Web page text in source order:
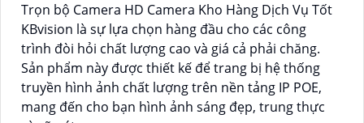
Trọn bộ Camera HD Camera Kho Hàng Dịch Vụ Tốt
KBvision là sự lựa chọn hàng đầu cho các công
trình đòi hỏi chất lượng cao và giá cả phải chăng.
Sản phẩm này được thiết kế để trang bị hệ thống
truyền hình ảnh chất lượng trên nền tảng IP POE,
mang đến cho bạn hình ảnh sáng đẹp, trung thực